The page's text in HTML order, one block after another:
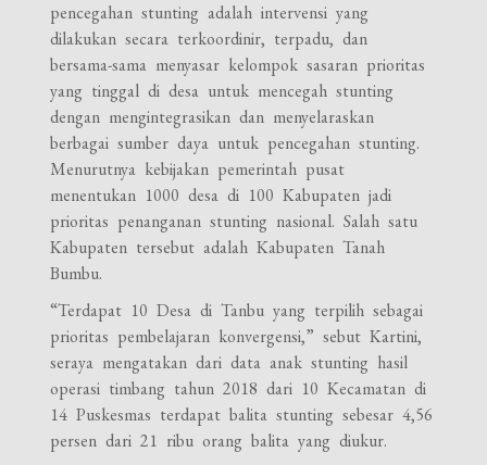
pencegahan stunting adalah intervensi yang
dilakukan secara terkoordinir, terpadu, dan
bersama-sama menyasar kelompok sasaran prioritas
yang tinggal di desa untuk mencegah stunting
dengan mengintegrasikan dan menyelaraskan
berbagai sumber daya untuk pencegahan stunting.
Menurutnya kebijakan pemerintah pusat
menentukan 1000 desa di 100 Kabupaten jadi
prioritas penanganan stunting nasional. Salah satu
Kabupaten tersebut adalah Kabupaten Tanah
Bumbu.
“Terdapat 10 Desa di Tanbu yang terpilih sebagai
prioritas pembelajaran konvergensi,” sebut Kartini,
seraya mengatakan dari data anak stunting hasil
operasi timbang tahun 2018 dari 10 Kecamatan di
14 Puskesmas terdapat balita stunting sebesar 4,56
persen dari 21 ribu orang balita yang diukur.